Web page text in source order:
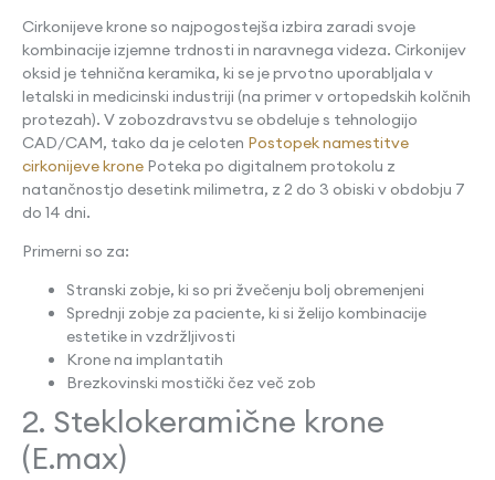
Cirkonijeve krone so najpogostejša izbira zaradi svoje
kombinacije izjemne trdnosti in naravnega videza. Cirkonijev
oksid je tehnična keramika, ki se je prvotno uporabljala v
letalski in medicinski industriji (na primer v ortopedskih kolčnih
protezah). V zobozdravstvu se obdeluje s tehnologijo
CAD/CAM, tako da je celoten Postopek namestitve
cirkonijeve krone Poteka po digitalnem protokolu z
natančnostjo desetink milimetra, z 2 do 3 obiski v obdobju 7
do 14 dni.
Primerni so za:
Stranski zobje, ki so pri žvečenju bolj obremenjeni
Sprednji zobje za paciente, ki si želijo kombinacije
estetike in vzdržljivosti
Krone na implantatih
Brezkovinski mostički čez več zob
2. Steklokeramične krone
(E.max)